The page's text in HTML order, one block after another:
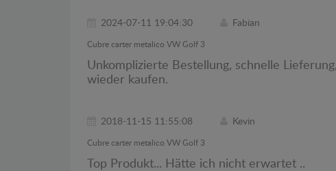
2024-07-11 19:04:30 Fabian
Cubre carter metalico VW Golf 3
Unkomplizierte Bestellung, schnelle
wieder kaufen.
2018-11-15 11:55:08 Kevin
Cubre carter metalico VW Golf 3
Top Produkt... Hätte ich nicht erwartet ..